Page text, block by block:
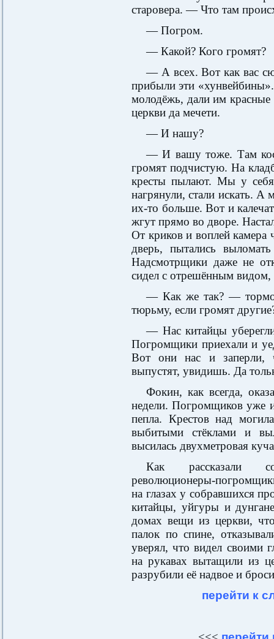
старовера. — Что там
— Погром.
— Какой? Кого громят?
— А всех. Вот как вас
прибыли эти
молодёжь, дали им
церкви да мечети.
— И нашу?
— И вашу тоже. Там
громят подчистую. На
кресты пылают. Мы у
нагрянули, стали искать.
их-то больше. Вот и
жгут прямо во дворе.
От криков и воплей камера
дверь, пытались
Надсмотрщики даже не
сидел с отрешённым видом,
— Как же так? —
тюрьму, если громят
— Нас китайцы
Погромщики приехали и
Вот они нас и заперли,
выпустят, увидишь. Да
Фокин, как всегда,
недели. Погромщиков уже
пепла. Крестов над
выбитыми стёклами и
высилась двухметровая
Как рассказали
революционеры-
на глазах у собравшихся
китайцы, уйгуры и
домах вещи из церкви,
палок по спине,
уверял, что видел своими
на рукавах вытащили из
разрубили её надвое и
перейти к